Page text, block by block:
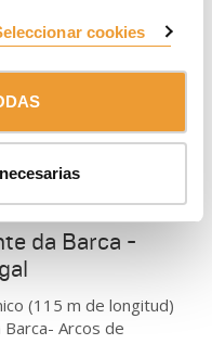
cookies
da Barca -
(115 m de longitud)
Arcos de